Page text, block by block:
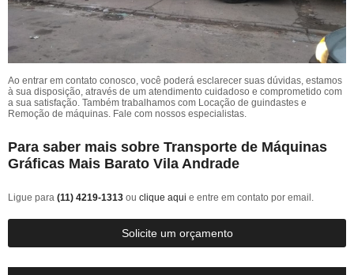
Ao entrar em contato conosco, você poderá esclarecer suas dúvidas, estamos
à sua disposição, através de um atendimento cuidadoso e comprometido com
a sua satisfação. Também trabalhamos com Locação de guindastes e
Remoção de máquinas. Fale com nossos especialistas.
Para saber mais sobre Transporte de Máquinas
Gráficas Mais Barato Vila Andrade
Ligue para (11) 4219-1313 ou clique aqui e entre em contato por email.
Solicite um orçamento